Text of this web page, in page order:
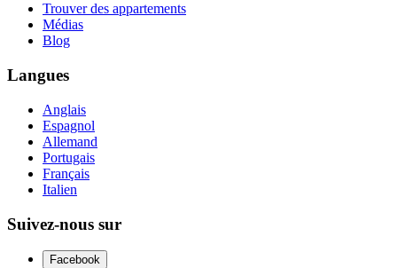
Trouver des appartements
Médias
Blog
Langues
Anglais
Espagnol
Allemand
Portugais
Français
Italien
Suivez-nous sur
Facebook